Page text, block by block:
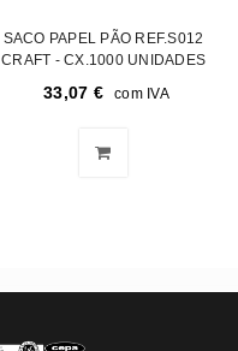
SACO PAPEL PÃO REF.S012
CRAFT - CX.1000 UNIDADES
33,07 € com IVA